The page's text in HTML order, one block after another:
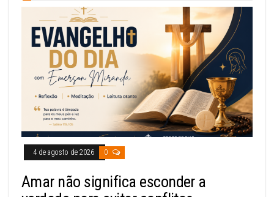
4 de agosto de 2026 0
Amar não significa esconder a